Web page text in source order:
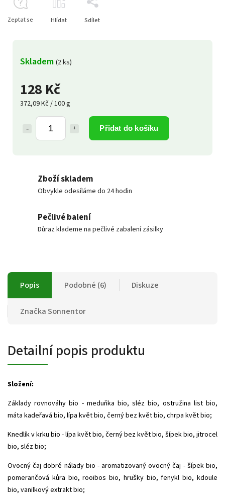
128 Kč
372,09 Kč / 100 g
Přidat do košíku
Skladem (2 ks)
Zeptat se Hlídat Sdílet
Zboží skladem
Obvykle odesíláme do 24 hodin
Pečlivé balení
Důraz klademe na pečlivé zabalení zásilky
Popis Podobné (6) Diskuze
ZnačkaSonnentor
Detailní popis produktu
Složení:
Základy rovnováhy bio - meduňka bio, sléz bio, ostružina list bio,
máta kadeřavá bio, lípa květ bio, černý bez květ bio, chrpa květ bio;
Knedlík v krku bio - lípa květ bio, černý bez květ bio, šípek bio, jitrocel
bio, sléz bio;
Ovocný čaj dobré nálady bio - aromatizovaný ovocný čaj - šípek bio,
pomerančová kůra bio, rooibos bio, hrušky bio, fenykl bio, kdoule
bio, vanilkový extrakt bio;